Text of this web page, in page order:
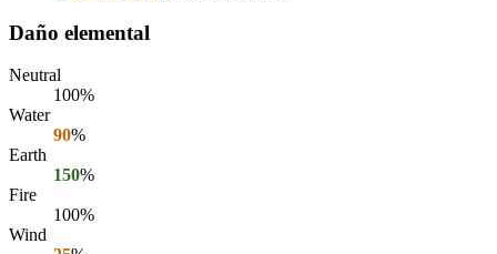
Daño elemental
Neutral
100%
Water
90%
Earth
150%
Fire
100%
Wind